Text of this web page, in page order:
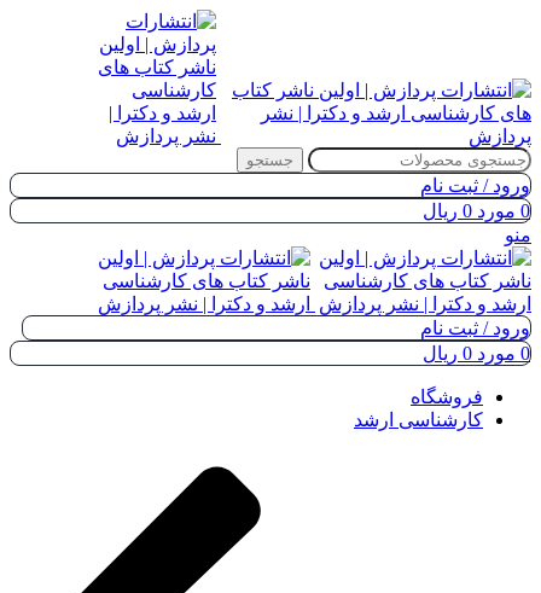
جستجو
ورود / ثبت نام
0 مورد 0 ریال
منو
ورود / ثبت نام
0 مورد 0 ریال
فروشگاه
کارشناسی ارشد